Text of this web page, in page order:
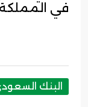
في
البنك